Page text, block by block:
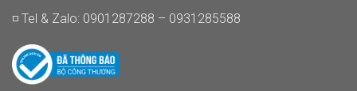
◽ Tel & Zalo: 0901287288 – 0931285588